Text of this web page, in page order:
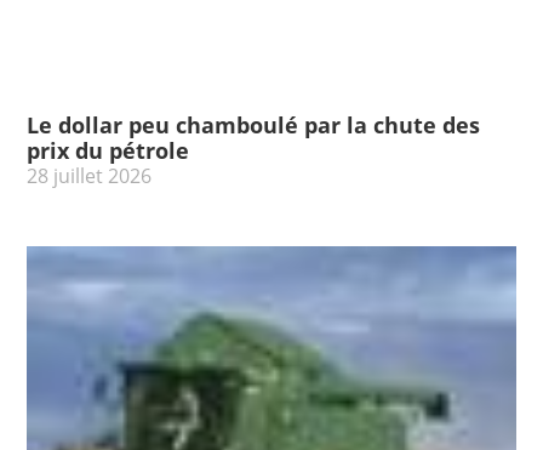
Le dollar peu chamboulé par la chute des
prix du pétrole
28 juillet 2026